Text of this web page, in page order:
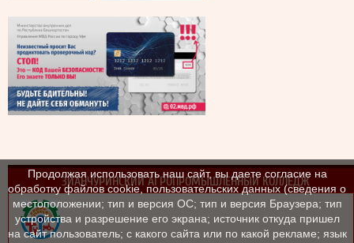
ЗИАНЧУРИНСКИЙ АГРОПРОМЫШЛЕННЫЙ КОЛЛЕДЖ
Продолжая использовать наш сайт, вы даете согласие на
обработку файлов cookie, пользовательских данных (сведения о
местоположении; тип и версия ОС; тип и версия Браузера; тип
устройства и разрешение его экрана; источник откуда пришел
на сайт пользователь; с какого сайта или по какой рекламе; язык